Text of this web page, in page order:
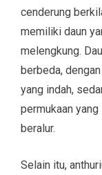
cenderung
memiliki daun
melengkung.
berbeda,
yang indah,
permukaan
beralur.
Selain itu,